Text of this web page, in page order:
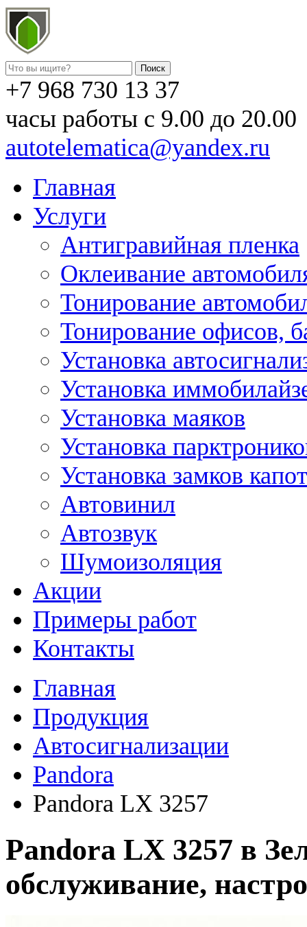
+7 968 730 13 37
часы работы с 9.00 до 20.00
autotelematica@yandex.ru
Главная
Услуги
Антигравийная пленка
Оклеивание
Тонирование
Тонирование офисов,
Установка
Установка
Установка маяков
Установка
Установка замков
Автовинил
Автозвук
Шумоизоляция
Акции
Примеры работ
Контакты
Главная
Продукция
Автосигнализации
Pandora
Pandora LX 3257
Pandora LX 3257 в
обслуживание,